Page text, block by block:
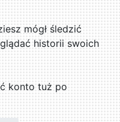
mógł śledzić
historii swoich
konto tuż po